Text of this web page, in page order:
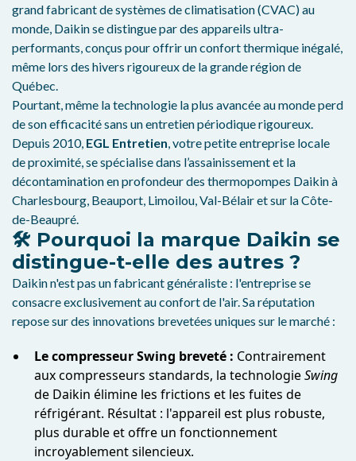
grand fabricant de systèmes de climatisation (CVAC) au
monde, Daikin se distingue par des appareils ultra-
performants, conçus pour offrir un confort thermique inégalé,
même lors des hivers rigoureux de la grande région de
Québec.
Pourtant, même la technologie la plus avancée au monde perd
de son efficacité sans un entretien périodique rigoureux.
Depuis 2010, EGL Entretien, votre petite entreprise locale
de proximité, se spécialise dans l’assainissement et la
décontamination en profondeur des thermopompes Daikin à
Charlesbourg, Beauport, Limoilou, Val-Bélair et sur la Côte-
de-Beaupré.
🛠️ Pourquoi la marque Daikin se
distingue-t-elle des autres ?
Daikin n'est pas un fabricant généraliste : l'entreprise se
consacre exclusivement au confort de l'air. Sa réputation
repose sur des innovations brevetées uniques sur le marché :
Le compresseur Swing breveté : Contrairement
aux compresseurs standards, la technologieSwing
de Daikin élimine les frictions et les fuites de
réfrigérant. Résultat : l'appareil est plus robuste,
plus durable et offre un fonctionnement
incroyablement silencieux.